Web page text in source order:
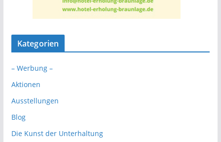
Kategorien
– Werbung –
Aktionen
Ausstellungen
Blog
Die Kunst der Unterhaltung